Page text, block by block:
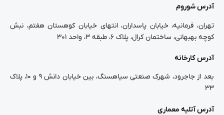
آدرس شوروم
تهران، فرمانیه، خیابان پاسداران، انتهای خیابان کوهستان هفتم، نبش
کوچه بهبهانی، ساختمان کرال، پلاک ۶، طبقه ۳، واحد ۳۰۱
آدرس کارخانه
بعد از جاجرود، شهرک صنعتی سیاهسنگ، بین خیابان دانش ۹ و ۱۰، پلاک
۳۳
آدرس آتلیه معماری